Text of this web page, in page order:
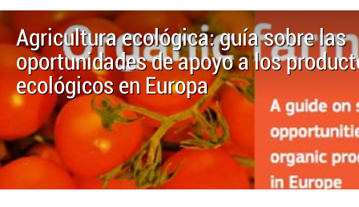
Agricultura ecológica: guía sobre las
oportunidades de apoyo a los
ecológicos en Europa